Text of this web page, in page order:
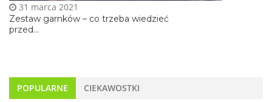
Zestaw garnków – co trzeba wiedzieć
przed...
31 marca 2021
POPULARNE CIEKAWOSTKI